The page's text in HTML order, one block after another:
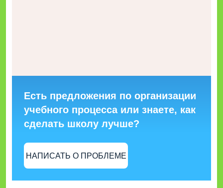
Есть предложения по организации
учебного процесса или знаете, как
сделать школу лучше?
НАПИСАТЬ О ПРОБЛЕМЕ